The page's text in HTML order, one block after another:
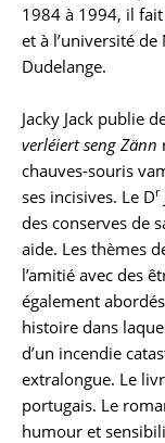
1984 à 1994, il
et à l’université
Dudelange.
Jacky Jack publie
verléiert seng Zänn
chauves-souris
ses incisives. Le Dr
des conserves de
aide. Les thèmes
l’amitié avec des
également
histoire dans
d’un incendie
extralongue. Le
portugais. Le
humour et